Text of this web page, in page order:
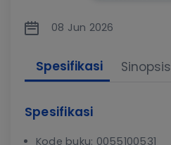
08 Jun 2026
Spesifikasi Sinopsis
Spesifikasi
Kode buku: 0055100531